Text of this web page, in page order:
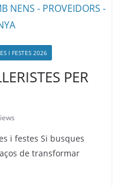
I FESTES 2026
PER
i festes Si busques
de transformar